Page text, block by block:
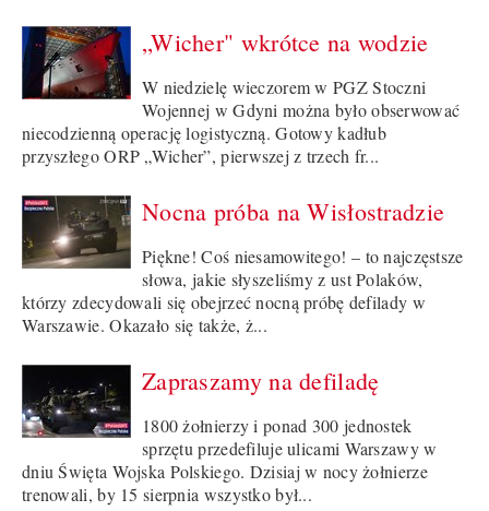
„Wicher" wkrótce na wodzie
W niedzielę wieczorem w PGZ Stoczni
Wojennej w Gdyni można było obserwować
niecodzienną operację logistyczną. Gotowy kadłub
przyszłego ORP „Wicher”, pierwszej z trzech fr...
Nocna próba na Wisłostradzie
Piękne! Coś niesamowitego! – to najczęstsze
słowa, jakie słyszeliśmy z ust Polaków,
którzy zdecydowali się obejrzeć nocną próbę defilady w
Warszawie. Okazało się także, ż...
Zapraszamy na defiladę
1800 żołnierzy i ponad 300 jednostek
sprzętu przedefiluje ulicami Warszawy w
dniu Święta Wojska Polskiego. Dzisiaj w nocy żołnierze
trenowali, by 15 sierpnia wszystko był...